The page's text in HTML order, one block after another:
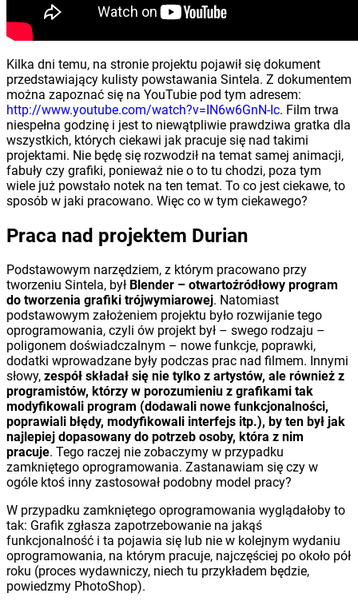
Kilka dni temu, na stronie projektu pojawił się dokument
przedstawiający kulisty powstawania Sintela. Z dokumentem
można zapoznać się na YouTubie pod tym adresem:
http://www.youtube.com/watch?v=IN6w6GnN-Ic. Film trwa
niespełna godzinę i jest to niewątpliwie prawdziwa gratka dla
wszystkich, których ciekawi jak pracuje się nad takimi
projektami. Nie będę się rozwodził na temat samej animacji,
fabuły czy grafiki, ponieważ nie o to tu chodzi, poza tym
wiele już powstało notek na ten temat. To co jest ciekawe, to
sposób w jaki pracowano. Więc co w tym ciekawego?
Praca nad projektem Durian
Podstawowym narzędziem, z którym pracowano przy
tworzeniu Sintela, był Blender – otwartoźródłowy program
do tworzenia grafiki trójwymiarowej. Natomiast
podstawowym założeniem projektu było rozwijanie tego
oprogramowania, czyli ów projekt był – swego rodzaju –
poligonem doświadczalnym – nowe funkcje, poprawki,
dodatki wprowadzane były podczas prac nad filmem. Innymi
słowy, zespół składał się nie tylko z artystów, ale również z
programistów, którzy w porozumieniu z grafikami tak
modyfikowali program (dodawali nowe funkcjonalności,
poprawiali błędy, modyfikowali interfejs itp.), by ten był jak
najlepiej dopasowany do potrzeb osoby, która z nim
pracuje. Tego raczej nie zobaczymy w przypadku
zamkniętego oprogramowania. Zastanawiam się czy w
ogóle ktoś inny zastosował podobny model pracy?
W przypadku zamkniętego oprogramowania wyglądałoby to
tak: Grafik zgłasza zapotrzebowanie na jakąś
funkcjonalność i ta pojawia się lub nie w kolejnym wydaniu
oprogramowania, na którym pracuje, najczęściej po około pół
roku (proces wydawniczy, niech tu przykładem będzie,
powiedzmy PhotoShop).